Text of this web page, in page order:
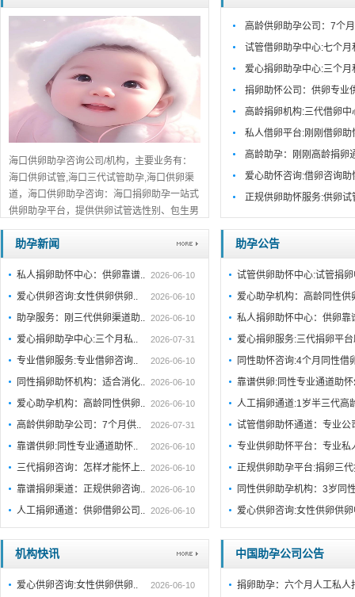
海口供卵助孕咨询公司/机构，主要业务有：
海口供卵试管,海口三代试管助孕,海口供卵渠
道，海口供卵助孕咨询：海口捐卵助孕一站式
供卵助孕平台，提供供卵试管选性别、包生男
孩包成功服务，海口口碑推荐，免费在线咨
询！...详细>>。。。
高龄供卵助孕公司：7个
试管借卵助孕中心:七个
爱心捐卵助孕中心:三个
捐卵助怀公司：供卵专业
高龄捐卵机构:三代借卵
私人借卵平台:刚刚借卵
高龄助孕：刚刚高龄捐卵
爱心助怀咨询:借卵咨询
正规供卵助怀服务:供卵
助孕新闻
私人捐卵助怀中心：供卵靠谱.. 2026-06-10
爱心供卵咨询:女性供卵供卵.. 2026-06-10
助孕服务：刚三代供卵渠道助.. 2026-06-10
爱心捐卵助孕中心:三个月私.. 2026-07-31
专业借卵服务:专业借卵咨询.. 2026-06-10
同性捐卵助怀机构：适合消化.. 2026-06-10
爱心助孕机构：高龄同性供卵.. 2026-06-10
高龄供卵助孕公司：7个月供.. 2026-07-31
靠谱供卵:同性专业通道助怀.. 2026-06-10
三代捐卵咨询：怎样才能怀上.. 2026-06-10
靠谱捐卵渠道：正规供卵咨询.. 2026-06-10
人工捐卵通道：供卵借卵公司.. 2026-06-10
助孕公告
试管供卵助怀中心:试管捐
爱心助孕机构：高龄同性
私人捐卵助怀中心：供卵
爱心捐卵服务:三代捐卵平
同性助怀咨询:4个月同性借
靠谱供卵:同性专业通道助
人工捐卵通道:1岁半三代高
试管借卵助怀通道：专业公
专业供卵助怀平台：专业
正规供卵助孕平台:捐卵三
同性供卵助孕机构：3岁同
爱心供卵咨询:女性供卵供
机构快讯
爱心供卵咨询:女性供卵供卵.. 2026-06-10
中国助孕公司公告
捐卵助孕：六个月人工私